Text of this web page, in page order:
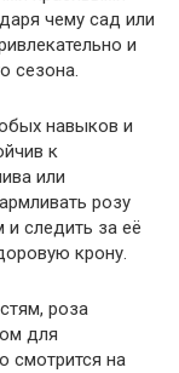
чему сад или
и
сезона.
навыков и
к
или
розу
следить за её
крону.
роза
для
смотрится на